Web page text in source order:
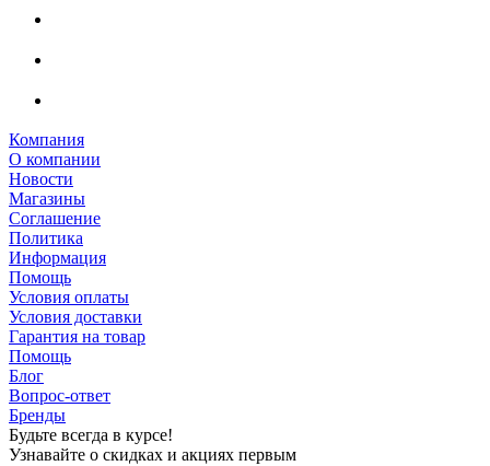
Компания
О компании
Новости
Магазины
Соглашение
Политика
Информация
Помощь
Условия оплаты
Условия доставки
Гарантия на товар
Помощь
Блог
Вопрос-ответ
Бренды
Будьте всегда в курсе!
Узнавайте о скидках и акциях первым